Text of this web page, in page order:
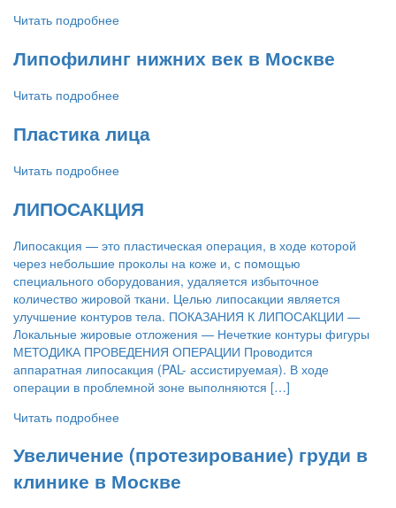
Читать подробнее
Липофилинг нижних век в Москве
Читать подробнее
Пластика лица
Читать подробнее
ЛИПОСАКЦИЯ
Липосакция — это пластическая операция, в ходе которой
через небольшие проколы на коже и, с помощью
специального оборудования, удаляется избыточное
количество жировой ткани. Целью липосакции является
улучшение контуров тела. ПОКАЗАНИЯ К ЛИПОСАКЦИИ —
Локальные жировые отложения — Нечеткие контуры фигуры
МЕТОДИКА ПРОВЕДЕНИЯ ОПЕРАЦИИ Проводится
аппаратная липосакция (PAL- ассистируемая). В ходе
операции в проблемной зоне выполняются […]
Читать подробнее
Увеличение (протезирование) груди в
клинике в Москве